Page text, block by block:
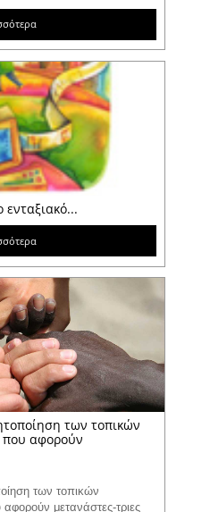
ενταξιακό...
των τοπικών
που αφορούν
των τοπικών
μετανάστες-τριες